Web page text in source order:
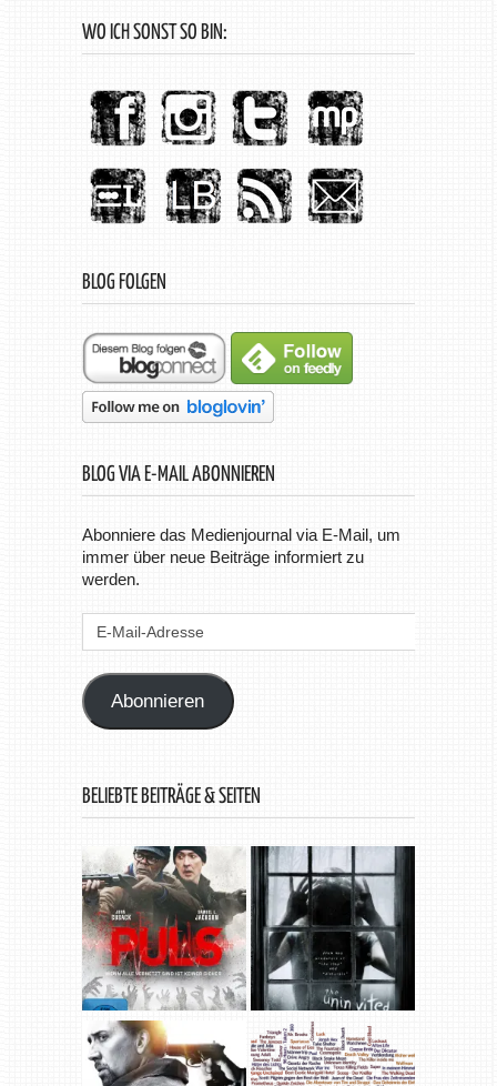
WO ICH SONST SO BIN:
BLOG FOLGEN
BLOG VIA E-MAIL ABONNIEREN
Abonniere das Medienjournal via E-Mail, um
immer über neue Beiträge informiert zu
werden.
Mail-
Abonnieren
BELIEBTE BEITRÄGE & SEITEN